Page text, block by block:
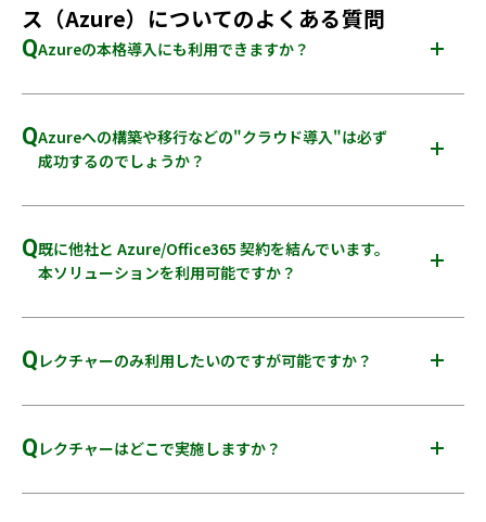
ス（Azure）についてのよくある質問
QAzureの本格導入にも利用できますか？
QAzureへの構築や移行などの"クラウド導入"は必ず
成功するのでしょうか？
きないご要件については別途ご相談とさせていただきます。
PaaS に構築したいが、アプリケーションで使用している API が
保証していないため移行できない
Q既に他社と Azure/Office365 契約を結んでいます。
本ソリューションを利用可能ですか？
Q レクチャーのみ利用したいのですが可能ですか？
なお、戦略を定義せずに PoC を実施するなど後続の STEP の
Q レクチャーはどこで実施しますか？